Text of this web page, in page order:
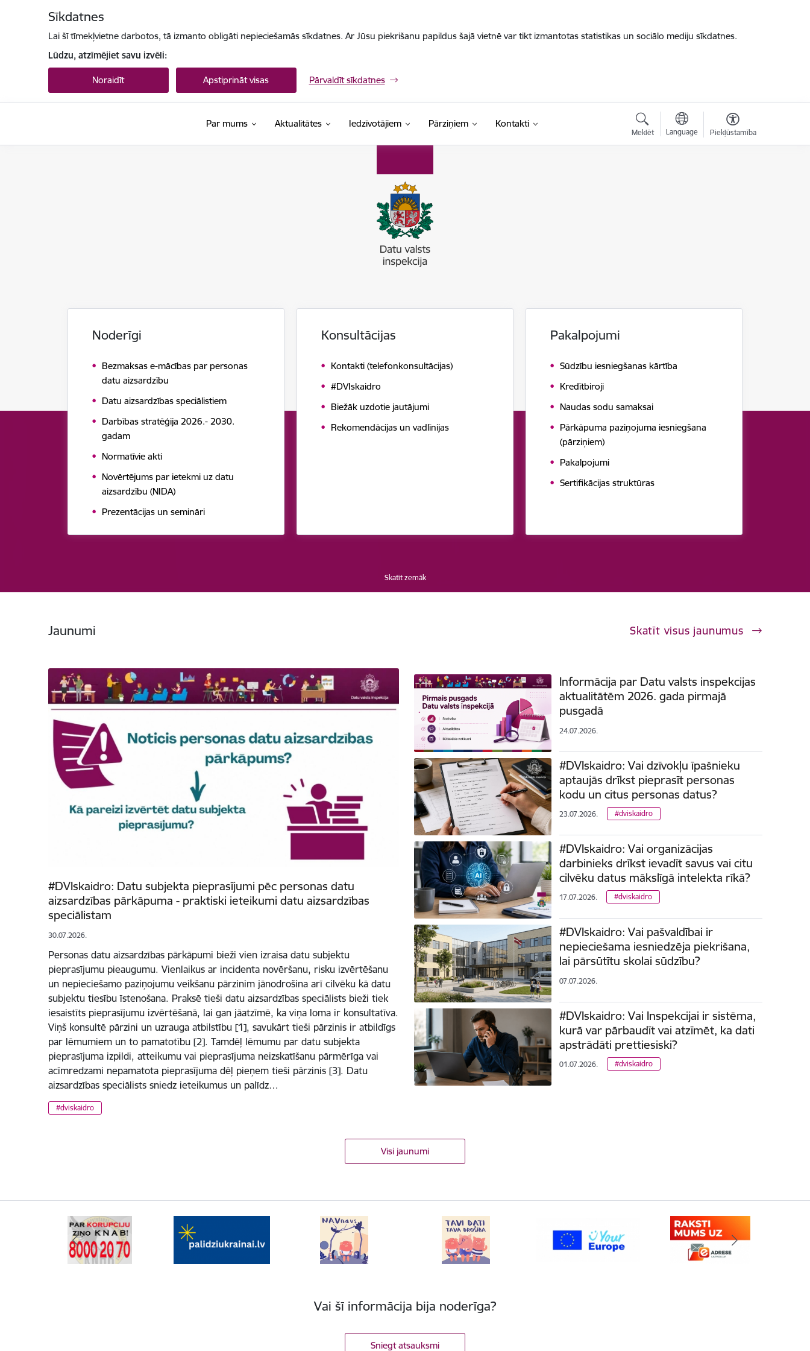
Sīkdatnes
Lai šī tīmekļvietne darbotos, tā izmanto obligāti nepieciešamās sīkdatnes. Ar Jūsu piekrišanu papildus šajā vietnē var tikt izmantotas statistikas un sociālo mediju sīkdatnes.
Lūdzu, atzīmējiet savu izvēli:
Noraidīt Apstiprināt visas Pārvaldīt sīkdatnes
Par mums Aktualitātes Iedzīvotājiem Pārziņiem Kontakti
Meklēt Language Piekļūstamība
Noderīgi
Bezmaksas e-mācības par personas
datu aizsardzību
Datu aizsardzības speciālistiem
Darbības stratēģija 2026.- 2030.
gadam
Normatīvie akti
Novērtējums par ietekmi uz datu
aizsardzību (NIDA)
Prezentācijas un semināri
Konsultācijas
Kontakti (telefonkonsultācijas)
#DVIskaidro
Biežāk uzdotie jautājumi
Rekomendācijas un vadlīnijas
Pakalpojumi
Sūdzību iesniegšanas kārtība
Kredītbiroji
Naudas sodu samaksai
Pārkāpuma paziņojuma iesniegšana
(pārziņiem)
Pakalpojumi
Sertifikācijas struktūras
Skatīt zemāk
Jaunumi Skatīt visus jaunumus
#DVIskaidro: Datu subjekta pieprasījumi pēc personas datu
aizsardzības pārkāpuma - praktiski ieteikumi datu aizsardzības
speciālistam
30.07.2026.
Personas datu aizsardzības pārkāpumi bieži vien izraisa datu subjektu
pieprasījumu pieaugumu. Vienlaikus ar incidenta novēršanu, risku izvērtēšanu
un nepieciešamo paziņojumu veikšanu pārzinim jānodrošina arī cilvēku kā datu
subjektu tiesību īstenošana. Praksē tieši datu aizsardzības speciālists bieži tiek
iesaistīts pieprasījumu izvērtēšanā, lai gan jāatzīmē, ka viņa loma ir konsultatīva.
Viņš konsultē pārzini un uzrauga atbilstību [1], savukārt tieši pārzinis ir atbildīgs
par lēmumiem un to pamatotību [2]. Tamdēļ lēmumu par datu subjekta
pieprasījuma izpildi, atteikumu vai pieprasījuma neizskatīšanu pārmērīga vai
acīmredzami nepamatota pieprasījuma dēļ pieņem tieši pārzinis [3]. Datu
aizsardzības speciālists sniedz ieteikumus un palīdz…
#dviskaidro
Informācija par Datu valsts inspekcijas
aktualitātēm 2026. gada pirmajā
pusgadā
24.07.2026.
#DVIskaidro: Vai dzīvokļu īpašnieku
aptaujās drīkst pieprasīt personas
kodu un citus personas datus?
23.07.2026. #dviskaidro
#DVIskaidro: Vai organizācijas
darbinieks drīkst ievadīt savus vai citu
cilvēku datus mākslīgā intelekta rīkā?
17.07.2026. #dviskaidro
#DVIskaidro: Vai pašvaldībai ir
nepieciešama iesniedzēja piekrišana,
lai pārsūtītu skolai sūdzību?
07.07.2026.
#DVIskaidro: Vai Inspekcijai ir sistēma,
kurā var pārbaudīt vai atzīmēt, ka dati
apstrādāti prettiesiski?
01.07.2026. #dviskaidro
Visi jaunumi
Vai šī informācija bija noderīga?
Sniegt atsauksmi